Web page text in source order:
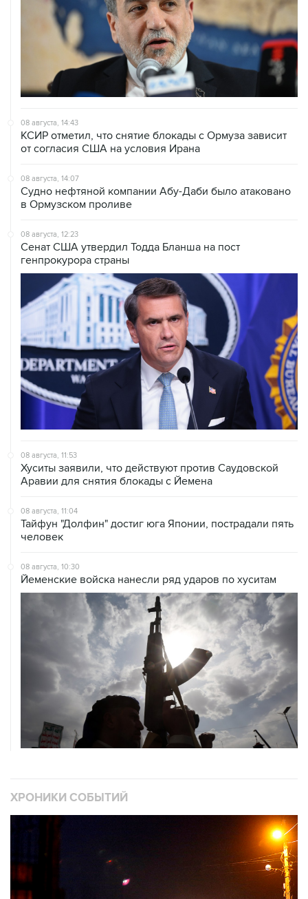
08 августа, 14:43
КСИР отметил, что снятие блокады с Ормуза зависит
от согласия США на условия Ирана
08 августа, 14:07
Судно нефтяной компании Абу-Даби было атаковано
в Ормузском проливе
08 августа, 12:23
Сенат США утвердил Тодда Бланша на пост
генпрокурора страны
08 августа, 11:53
Хуситы заявили, что действуют против Саудовской
Аравии для снятия блокады с Йемена
08 августа, 11:04
Тайфун "Долфин" достиг юга Японии, пострадали пять
человек
08 августа, 10:30
Йеменские войска нанесли ряд ударов по хуситам
ХРОНИКИ СОБЫТИЙ